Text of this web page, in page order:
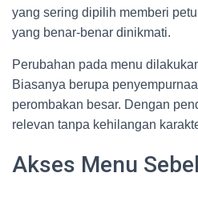
yang sering dipilih memberi
yang benar-benar dinikmati.
Perubahan pada menu
Biasanya berupa
perombakan besar. Dengan
relevan tanpa kehilangan
Akses Menu